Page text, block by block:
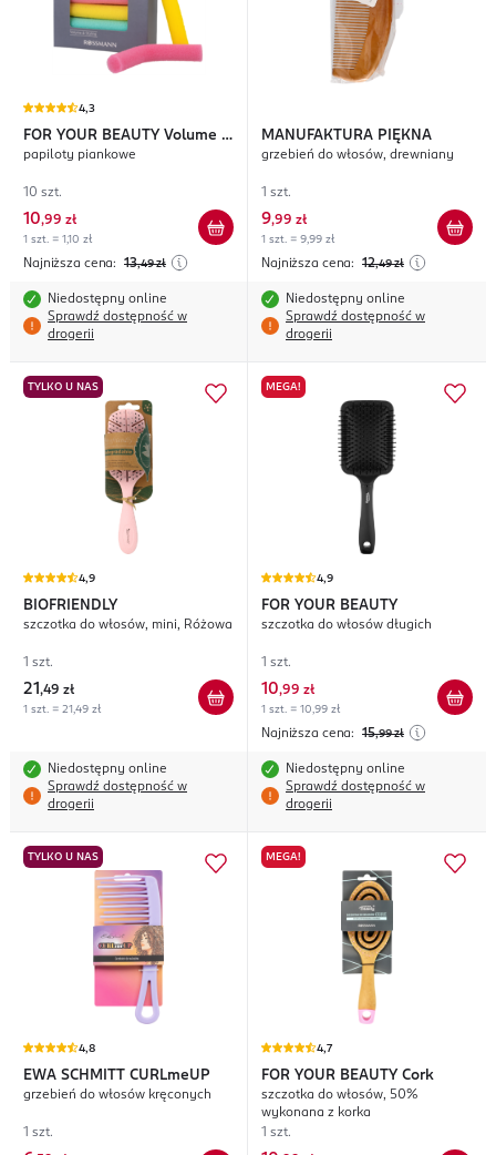
4,3
FOR YOUR BEAUTY Volume &
Styling
papiloty piankowe
10 szt.
10,99 zł
1 szt. = 1,10 zł
Najniższa cena: 13,49 zł
Niedostępny online
Sprawdź dostępność w
drogerii
MANUFAKTURA PIĘKNA
grzebień do włosów, drewniany
1 szt.
9,99 zł
1 szt. = 9,99 zł
Najniższa cena: 12,49 zł
Niedostępny online
Sprawdź dostępność w
drogerii
TYLKO U NAS
4,9
BIOFRIENDLY
szczotka do włosów, mini, Różowa
1 szt.
21 ,49 zł
1 szt. = 21,49 zł
Niedostępny online
Sprawdź dostępność w
drogerii
MEGA!
4,9
FOR YOUR BEAUTY
szczotka do włosów długich
1 szt.
10,99 zł
1 szt. = 10,99 zł
Najniższa cena: 15,99 zł
Niedostępny online
Sprawdź dostępność w
drogerii
TYLKO U NAS
4,8
EWA SCHMITT CURLmeUP
grzebień do włosów kręconych
1 szt.
MEGA!
4,7
FOR YOUR BEAUTY Cork
szczotka do włosów, 50%
wykonana z korka
1 szt.